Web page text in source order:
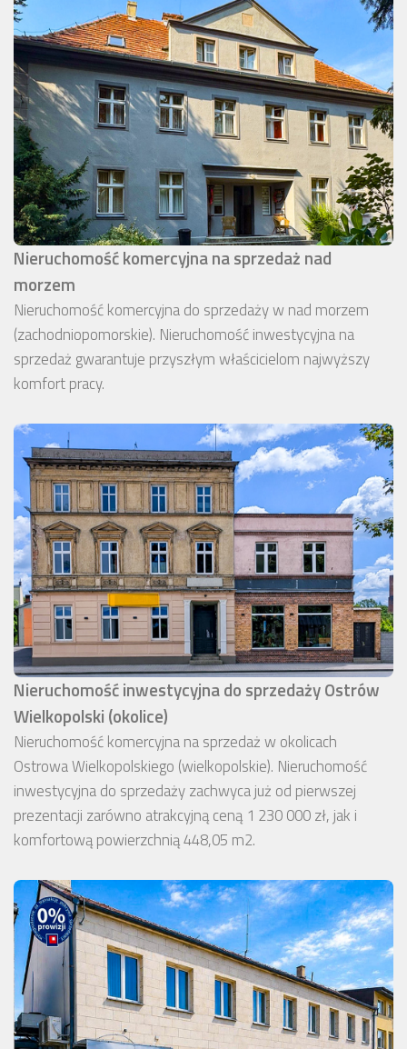
Nieruchomość komercyjna na sprzedaż nad
morzem
Nieruchomość komercyjna do sprzedaży w nad morzem
(zachodniopomorskie). Nieruchomość inwestycyjna na
sprzedaż gwarantuje przyszłym właścicielom najwyższy
komfort pracy.
Nieruchomość inwestycyjna do sprzedaży Ostrów
Wielkopolski (okolice)
Nieruchomość komercyjna na sprzedaż w okolicach
Ostrowa Wielkopolskiego (wielkopolskie). Nieruchomość
inwestycyjna do sprzedaży zachwyca już od pierwszej
prezentacji zarówno atrakcyjną ceną 1 230 000 zł, jak i
komfortową powierzchnią 448,05 m2.